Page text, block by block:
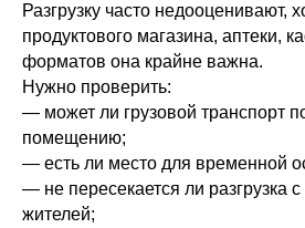
Разгрузку часто недооценивают,
продуктового магазина, аптеки,
форматов она крайне важна.
Нужно проверить:
— может ли грузовой транспорт
помещению;
— есть ли место для временной
— не пересекается ли разгрузка
жителей;